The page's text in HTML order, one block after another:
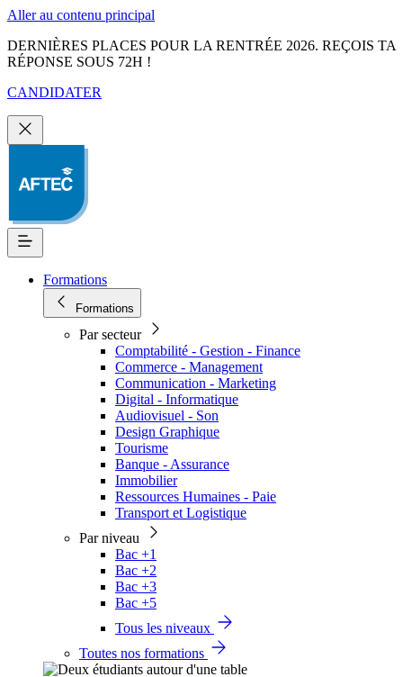
Aller au contenu principal
DERNIÈRES PLACES POUR LA RENTRÉE 2026. REÇOIS TA
RÉPONSE SOUS 72H !
CANDIDATER
Formations
Formations
Par secteur
Comptabilité - Gestion - Finance
Commerce - Management
Communication - Marketing
Digital - Informatique
Audiovisuel - Son
Design Graphique
Tourisme
Banque - Assurance
Immobilier
Ressources Humaines - Paie
Transport et Logistique
Par niveau
Bac +1
Bac +2
Bac +3
Bac +5
Tous les niveaux
Toutes nos formations